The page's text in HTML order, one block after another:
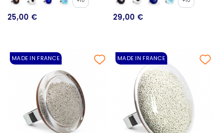
25,00 € 29,00 €
MADE IN FRANCE MADE IN FRANCE